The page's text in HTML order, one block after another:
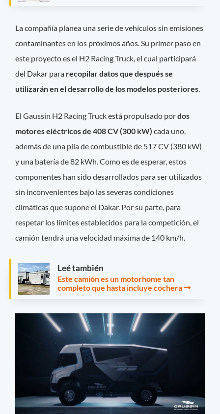
La compañía planea una serie de vehículos sin emisiones
contaminantes en los próximos años. Su primer paso en
este proyecto es el H2 Racing Truck, el cual participará
del Dakar para recopilar datos que después se
utilizarán en el desarrollo de los modelos posteriores.
El Gaussin H2 Racing Truck está propulsado pordos
motores eléctricos de 408 CV (300 kW) cada uno,
además de una pila de combustible de 517 CV (380 kW)
y una batería de 82 kWh. Como es de esperar, estos
componentes han sido desarrollados para ser utilizados
sin inconvenientes bajo las severas condiciones
climáticas que supone el Dakar. Por su parte, para
respetar los límites establecidos para la competición, el
camión tendrá una velocidad máxima de 140 km/h.
Leé también
Este camión es un motorhome tan
completo que hasta incluye cochera